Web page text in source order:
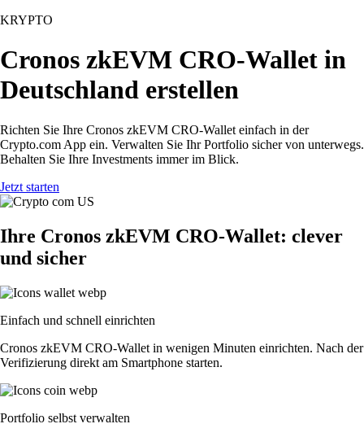
KRYPTO
Cronos zkEVM CRO-Wallet in
Deutschland erstellen
Richten Sie Ihre Cronos zkEVM CRO-Wallet einfach in der
Crypto.com App ein. Verwalten Sie Ihr Portfolio sicher von unterwegs.
Behalten Sie Ihre Investments immer im Blick.
Jetzt starten
Ihre Cronos zkEVM CRO-Wallet: clever
und sicher
Einfach und schnell einrichten
Cronos zkEVM CRO-Wallet in wenigen Minuten einrichten. Nach der
Verifizierung direkt am Smartphone starten.
Portfolio selbst verwalten